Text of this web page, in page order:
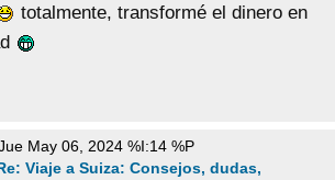
totalmente, transformé el dinero en
May 06, 2024 %I:14 %P
Viaje a Suiza: Consejos, dudas,